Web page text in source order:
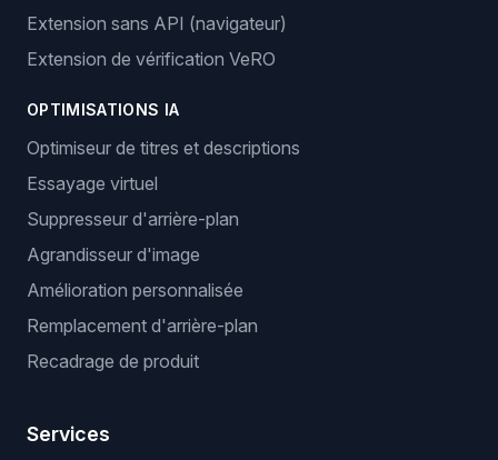
Extension sans API (navigateur)
Extension de vérification VeRO
OPTIMISATIONS IA
Optimiseur de titres et descriptions
Essayage virtuel
Suppresseur d'arrière-plan
Agrandisseur d'image
Amélioration personnalisée
Remplacement d'arrière-plan
Recadrage de produit
Services